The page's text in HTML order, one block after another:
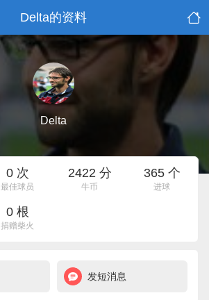
Delta的资料
Delta
0 次
最佳球员
2422 分
牛币
365 个
进球
0 根
捐赠柴火
发短消息